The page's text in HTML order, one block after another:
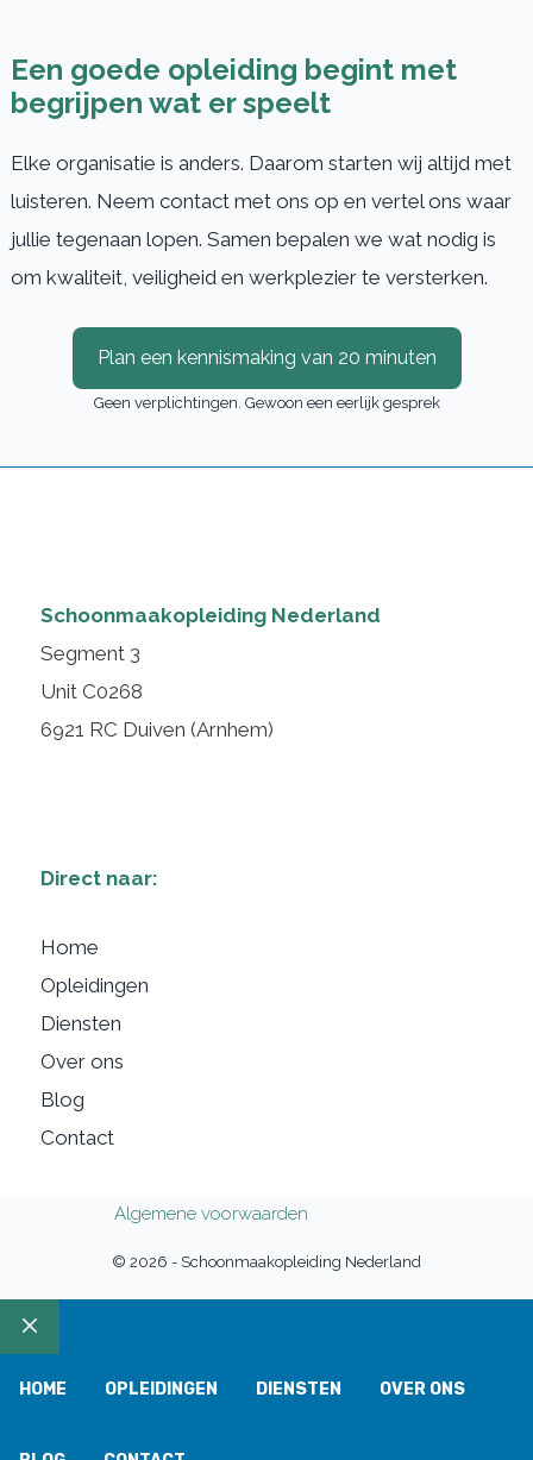
Een goede opleiding begint met
begrijpen wat er speelt
Elke organisatie is anders. Daarom starten wij altijd met
luisteren. Neem contact met ons op en vertel ons waar
jullie tegenaan lopen. Samen bepalen we wat nodig is
om kwaliteit, veiligheid en werkplezier te versterken.
Plan een kennismaking van 20 minuten
Geen verplichtingen. Gewoon een eerlijk gesprek
Schoonmaakopleiding Nederland
Segment 3
Unit C0268
6921 RC Duiven (Arnhem)
Direct naar:
Home
Opleidingen
Diensten
Over ons
Blog
Contact
Algemene voorwaarden
© 2026 - Schoonmaakopleiding Nederland
SLUITEN
HOME OPLEIDINGEN DIENSTEN OVER ONS